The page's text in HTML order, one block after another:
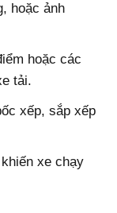
hoặc ảnh
hoặc các
tải.
xếp, sắp xếp
xe chạy